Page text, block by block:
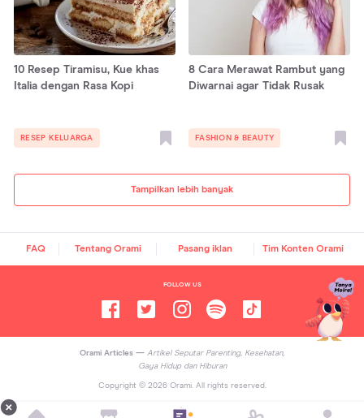
Tampilkan lebih banyak
10 Resep Tiramisu, Kue khas
Italia dengan Rasa Kopi
RESEP KELUARGA
8 Cara Merawat Rambut yang
Diwarnai agar Tidak Rusak
FASHION & BEAUTY
FAQ Tentang Orami Pasang iklan Tim Konten Orami
FOLLOW US
Orami Articles — Artikel Seputar Parenting, Kesehatan,
Gaya Hidup dan Hiburan
Copyright © 2026Orami. All rights reserved.